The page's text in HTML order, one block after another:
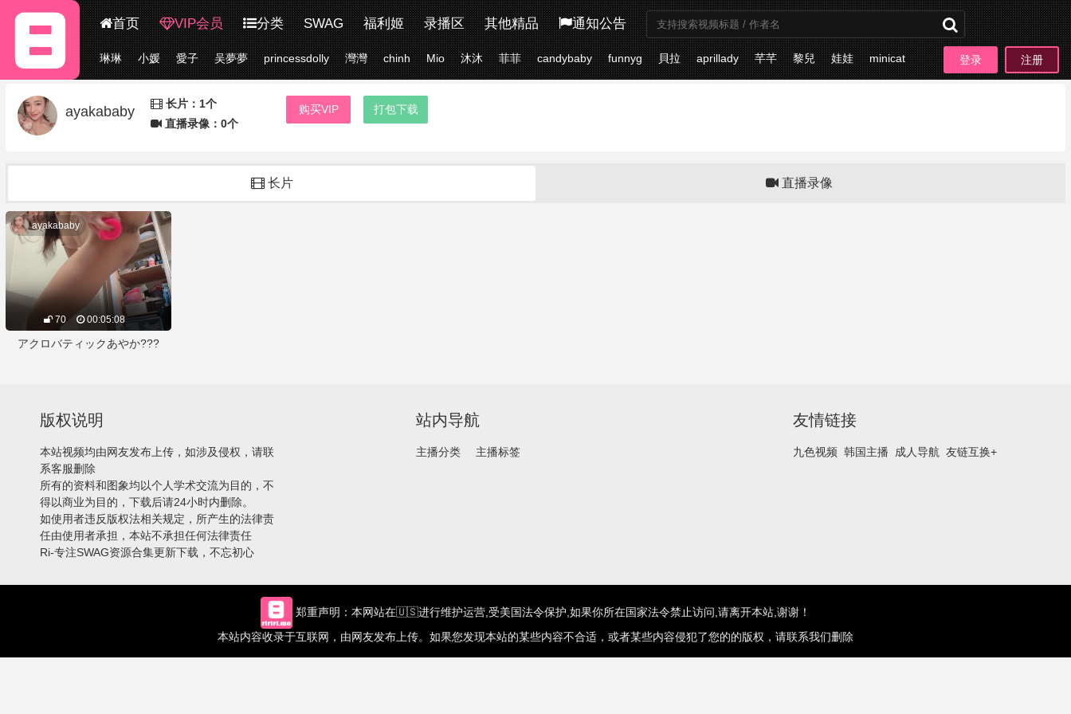
首页 VIP会员 分类 SWAG 福利姬 录播区 其他精品 通知公告
登录 注册
琳琳 小媛 愛子 吴夢夢 princessdolly 灣灣 chinh Mio 沐沐 菲菲 candybaby funnyg 貝拉 aprillady 芊芊 黎兒 娃娃 minicat
ayakababy
长片：1个
直播录像：0个
购买VIP 打包下载
长片 直播录像
70 00:05:08
ayakababy
アクロバティックあやか???
版权说明
本站视频均由网友发布上传，如涉及侵权，请联
系客服删除
所有的资料和图象均以个人学术交流为目的，不
得以商业为目的，下载后请24小时内删除。
如使用者违反版权法相关规定，所产生的法律责
任由使用者承担，本站不承担任何法律责任
Ri-专注SWAG资源合集更新下载，不忘初心
站内导航
主播分类 主播标签
友情链接
九色视频 韩国主播 成人导航 友链互换+
郑重声明：本网站在🇺🇸进行维护运营,受美国法令保护,如果你所在国家法令禁止访问,请离开本站,谢谢！
本站内容收录于互联网，由网友发布上传。如果您发现本站的某些内容不合适，或者某些内容侵犯了您的的版权，请联系我们删除